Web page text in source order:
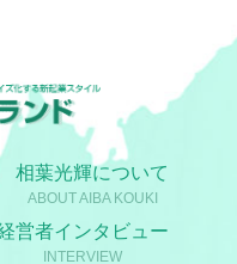
相葉光輝について
ABOUT AIBA KOUKI
営者インタビュー
INTERVIEW